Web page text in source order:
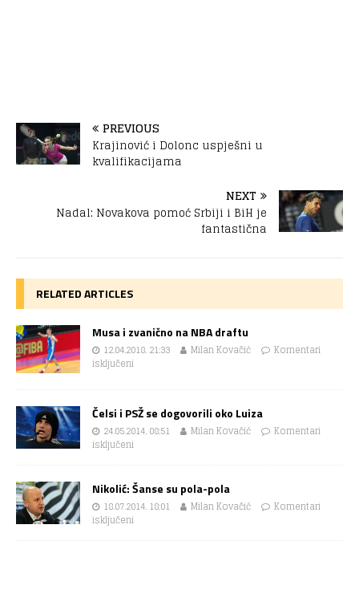
PREVIOUS
Krajinović i Dolonc uspješni u
kvalifikacijama
NEXT
Nadal: Novakova pomoć Srbiji i BiH je
fantastična
RELATED ARTICLES
Musa i zvanično na NBA draftu
12.04.2018. 21:33 Milan Kovačić
Komentari
isključeni
Čelsi i PSŽ se dogovorili oko Luiza
24.05.2014. 08:51 Milan Kovačić
Komentari
isključeni
Nikolić: Šanse su pola-pola
18.07.2014. 18:01 Milan Kovačić
Komentari
isključeni